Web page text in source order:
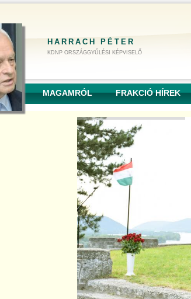
HARRACH PÉTER
KDNP ORSZÁGGYŰLÉSI KÉPVISELŐ
MAGAMRÓL FRAKCIÓ HÍREK